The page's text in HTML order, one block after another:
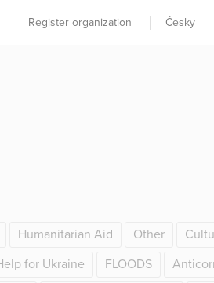
Register organization Česky
Humanitarian Aid Other
for Ukraine FLOODS